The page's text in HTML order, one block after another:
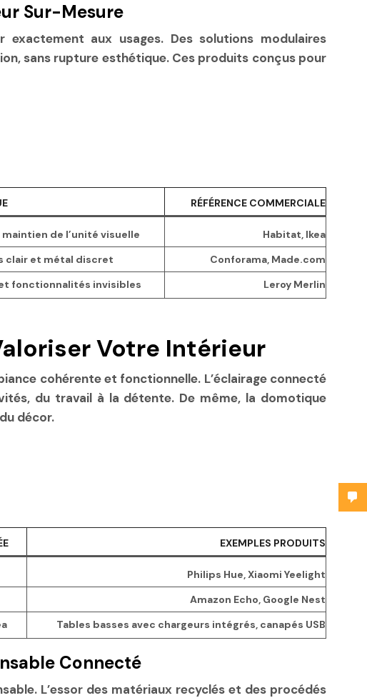
Sur-Mesure
aux usages. Des solutions modulaires
sans rupture esthétique. Ces produits conçus pour
RÉFÉRENCE COMMERCIALE
de l’unité visuelle
Habitat, Ikea
clair et métal discret
Conforama, Made.com
fonctionnalités invisibles Leroy Merlin
Votre Intérieur
cohérente et fonctionnelle. L’éclairage connecté
du travail à la détente. De même, la domotique
décor.
EXEMPLES PRODUITS
Philips Hue, Xiaomi Yeelight
Amazon Echo, Google Nest
Tables basses avec chargeurs intégrés, canapés USB
Connecté
L’essor des matériaux recyclés et des procédés